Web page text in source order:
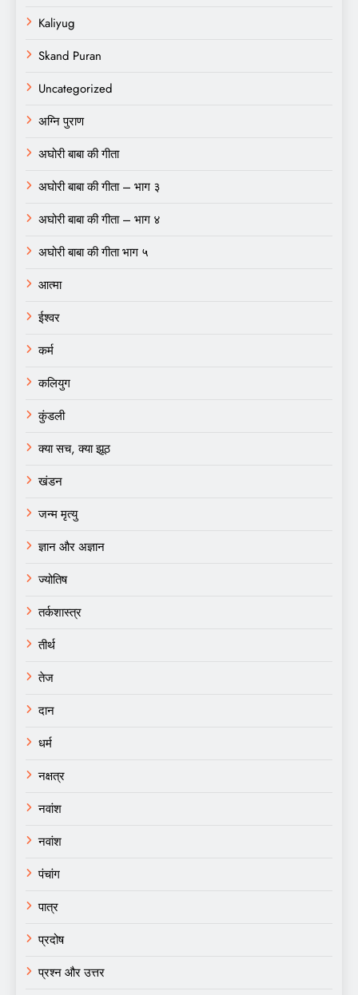
Kaliyug
Skand Puran
Uncategorized
अग्नि पुराण
अघोरी बाबा की गीता
अघोरी बाबा की गीता – भाग ३
अघोरी बाबा की गीता – भाग ४
अघोरी बाबा की गीता भाग ५
आत्मा
ईश्वर
कर्म
कलियुग
कुंडली
क्या सच, क्या झूठ
खंडन
जन्म मृत्यु
ज्ञान और अज्ञान
ज्योतिष
तर्कशास्त्र
तीर्थ
तेज
दान
धर्म
नक्षत्र
नवांश
नवांश
पंचांग
पात्र
प्रदोष
प्रश्न और उत्तर